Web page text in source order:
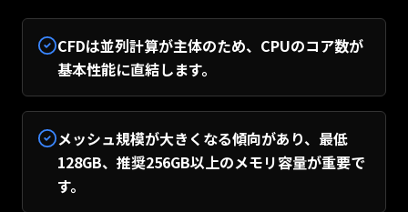
CFDは並列計算が主体のため、CPUのコア数が
基本性能に直結します。
メッシュ規模が大きくなる傾向があり、最低
128GB、推奨256GB以上のメモリ容量が重要で
す。